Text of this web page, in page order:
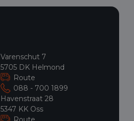
Varenschut 7
5705 DK Helmond
Route
088 - 700 1899
Havenstraat 28
5347 KK Oss